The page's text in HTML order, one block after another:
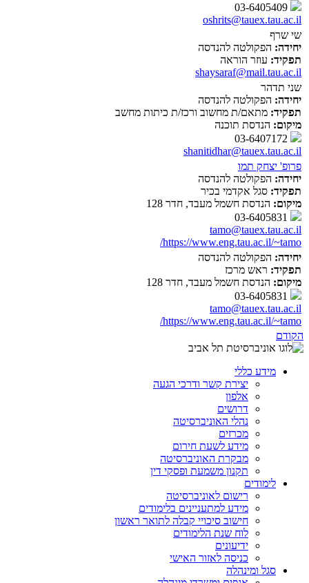
oshrits@tauex.tau.ac.il
שי שרף
יחידה: הפקולטה להנדסה
תפקיד: עוזר הוראה
shaysaraf@mail.tau.ac.il
שני תדהר
יחידה: הפקולטה להנדסה
תפקיד: מתאם/ת מחשוב ורכז/ת כיתות מחשב
מיקום: הנדסת תוכנה
shanitidhar@tauex.tau.ac.il
פרופ' יצחק תמו
יחידה: הפקולטה להנדסה
תפקיד: סגל אקדמי בכיר
מיקום: הנדסת חשמל מעבד, חדר 128
tamo@tauex.tau.ac.il
https://www.eng.tau.ac.il/~tamo/
יחידה: הפקולטה להנדסה
תפקיד: ראש מרכז
מיקום: הנדסת חשמל מעבד, חדר 128
tamo@tauex.tau.ac.il
https://www.eng.tau.ac.il/~tamo/
הקודם
מידע כללי
יצירת קשר ודרכי הגעה
אלפון
דרושים
נהלי האוניברסיטה
מכרזים
מידע לשעת חירום
מבקרת האוניברסיטה
תקנון משמעת ופסקי דין
לימודים
רישום לאוניברסיטה
מידע למתעניינים בלימודים
חישוב סיכויי קבלה לתואר ראשון
לוח שנת הלימודים
ידיעונים
כניסה לאזור האישי
סגל ומינהלה